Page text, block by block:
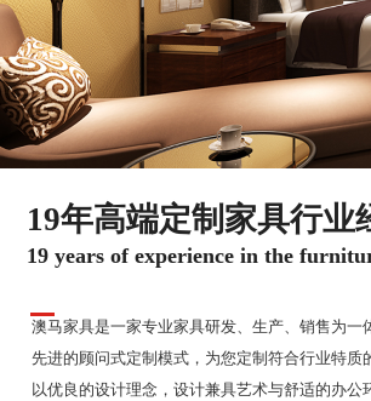
19年高端定制家具行业
19 years of experience in the
澳马家具是一家专业家具研发、生产、销售为一
先进的顾问式定制模式，为您定制符合行业特质
以优良的设计理念，设计兼具艺术与舒适的办公